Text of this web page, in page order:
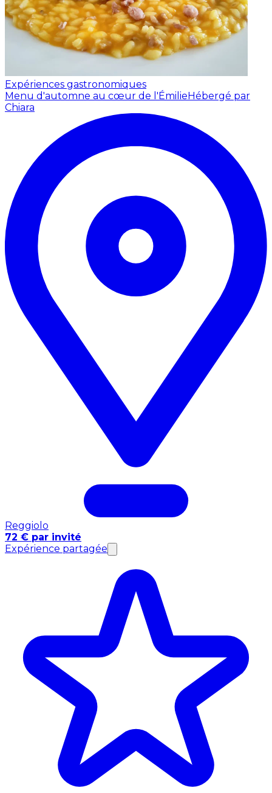
Expériences gastronomiques
Menu d'automne au cœur de l'ÉmilieHébergé par
Chiara
Reggiolo
72 € par invité
Expérience partagée